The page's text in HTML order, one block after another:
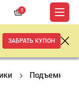
0
ЗАБРАТЬ КУПОН
Подъемное